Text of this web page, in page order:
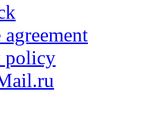
policy